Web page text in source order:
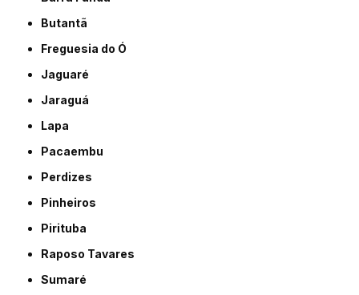
Butantã
Freguesia do Ó
Jaguaré
Jaraguá
Lapa
Pacaembu
Perdizes
Pinheiros
Pirituba
Raposo Tavares
Sumaré